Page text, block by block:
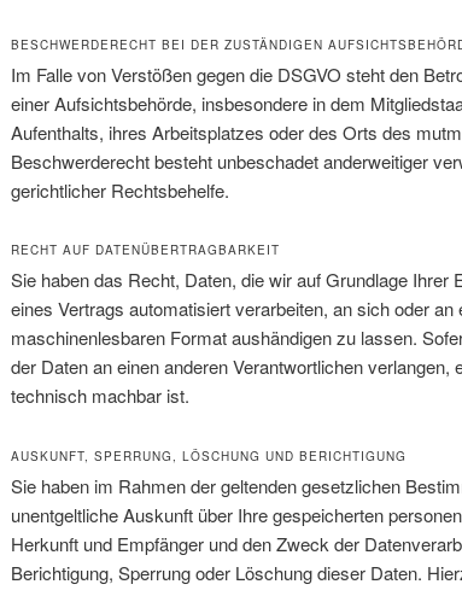
BESCHWERDERECHT BEI DER ZUSTÄNDIGEN
Im Falle von Verstößen gegen die DSGVO steht den
einer Aufsichtsbehörde, insbesondere in dem
Aufenthalts, ihres Arbeitsplatzes oder des Orts des
Beschwerderecht besteht unbeschadet anderweitiger
gerichtlicher Rechtsbehelfe.
RECHT AUF DATENÜBERTRAGBARKEIT
Sie haben das Recht, Daten, die wir auf Grundlage Ihrer
eines Vertrags automatisiert verarbeiten, an sich oder an
maschinenlesbaren Format aushändigen zu lassen.
der Daten an einen anderen Verantwortlichen verlangen,
technisch machbar ist.
AUSKUNFT, SPERRUNG, LÖSCHUNG UND BERICHTIGUNG
Sie haben im Rahmen der geltenden gesetzlichen
unentgeltliche Auskunft über Ihre gespeicherten
Herkunft und Empfänger und den Zweck der
Berichtigung, Sperrung oder Löschung dieser Daten.